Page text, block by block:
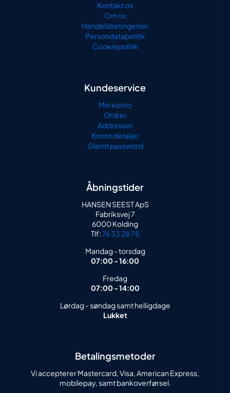
Kontakt os
Om os
Handelsbetingelser
Persondatapolitik
Cookiepolitik
Kundeservice
Min konto
Ordrer
Addresser
Konto detaljer
Glemt password
Åbningstider
HANSEN SEEST ApS
Fabriksvej 7
6000 Kolding
Tlf:76 33 28 75
Mandag - torsdag
07:00 - 16:00
Fredag
07:00 - 14:00
Lørdag - søndag samt helligdage
Lukket
Betalingsmetoder
Vi accepterer Mastercard, Visa, American Express,
mobilepay, samt bankoverførsel.